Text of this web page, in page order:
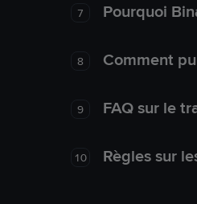
7 Pourquoi
8 Comment
9 FAQ sur le
10 Règles sur